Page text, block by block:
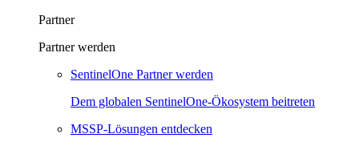
Partner
Partner werden
SentinelOne Partner werden
Dem globalen SentinelOne-Ökosystem beitreten
MSSP-Lösungen entdecken